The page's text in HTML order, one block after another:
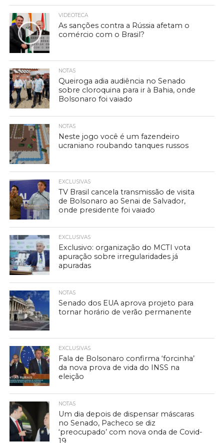
VIDEOTECA
As sanções contra a Rússia afetam o
comércio com o Brasil?
NOTAS
Queiroga adia audiência no Senado
sobre cloroquina para ir à Bahia, onde
Bolsonaro foi vaiado
NOTAS
Neste jogo você é um fazendeiro
ucraniano roubando tanques russos
EXCLUSIVAS
TV Brasil cancela transmissão de visita
de Bolsonaro ao Senai de Salvador,
onde presidente foi vaiado
EXCLUSIVAS
Exclusivo: organização do MCTI vota
apuração sobre irregularidades já
apuradas
NOTAS
Senado dos EUA aprova projeto para
tornar horário de verão permanente
EXCLUSIVAS
Fala de Bolsonaro confirma ‘forcinha’
da nova prova de vida do INSS na
eleição
NOTAS
Um dia depois de dispensar máscaras
no Senado, Pacheco se diz
‘preocupado’ com nova onda de Covid-
19